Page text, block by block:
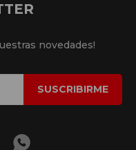
novedades!
SUSCRIBIRME
